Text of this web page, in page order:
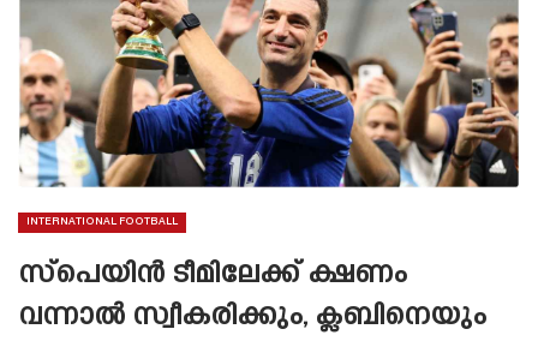
INTERNATIONAL FOOTBALL
സ്പെയിൻ ടീമിലേക്ക് ക്ഷണം
വന്നാൽ സ്വീകരിക്കും, ക്ലബിനെയും